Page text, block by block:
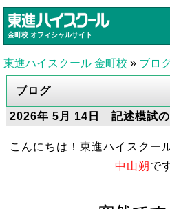
金町校 オフィシャルサイト
東進ハイスクール 金町校 » ブロ
ブログ
2026年 5月 14日 記述模試の
こんにちは！東進ハイスクー
中山朔で